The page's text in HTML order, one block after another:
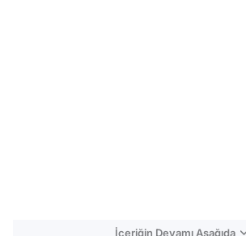
İçeriğin Devamı Aşağıda